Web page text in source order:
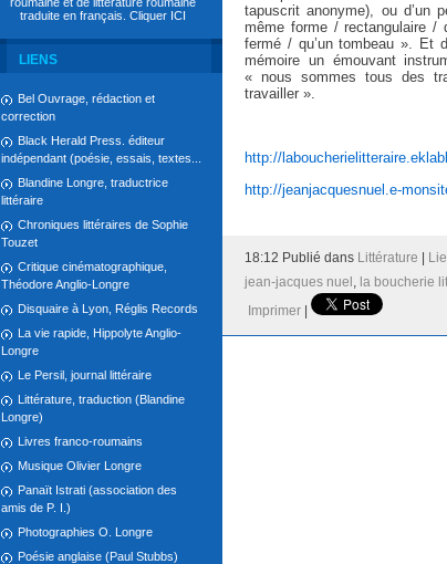
traduite en français. Cliquer ICI
LIENS
Bel Ouvrage, rédaction et
correction
Black Herald Press. éditeur
indépendant (poésie, essais, textes...
Blandine Longre, traductrice
littéraire
Chroniques littéraires de Sophie
Touzet
Critique cinématographique,
Théodore Anglio-Longre
Disquaire à Lyon, Réglis Records
La vie rapide, Hippolyte Anglio-
Longre
Le Persil, journal littéraire
Littérature, traduction (Blandine
Longre)
Livres franco-roumains
Musique Olivier Longre
Panaït Istrati (association des
amis de P. I.)
Photographies O. Longre
Poésie anglaise (Paul Stubbs)
tapuscrit anonyme), ou d’un
même forme / rectangulaire
fermé / qu’un tombeau ». Et
mémoire un émouvant
« nous sommes tous des
travailler ».
http://
http://jeanjacquesnuel.e-
18:12 Publié dans Littérature
jean-jacques nuel , la boucherie
Imprimer